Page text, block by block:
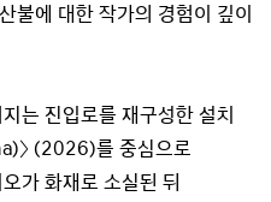
불에 대한 작가의 경험이 깊이
는 진입로를 재구성한 설치
〉 (2026)를 중심으로
가 화재로 소실된 뒤